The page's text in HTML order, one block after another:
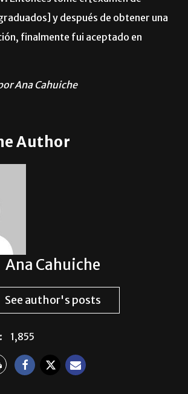
y después de obtener una
finalmente fui aceptado en
Ana Cahuiche
Author
Ana Cahuiche
See author's posts
1,855